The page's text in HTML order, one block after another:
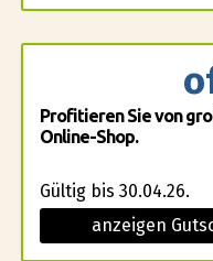
Profitieren Sie von
Online-Shop.
Gültig bis 30.04.26.
anzeigen